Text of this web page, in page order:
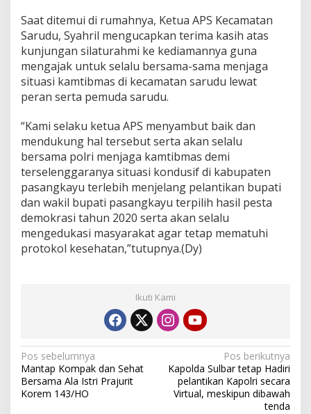
e
s
P
a
s
a
n
a
y
u
A
a
k
M
a
s
y
a
k
a
t
J
g
Saat ditemui di rumahnya, Ketua APS Kecamatan
Sarudu, Syahril mengucapkan terima kasih atas
kunjungan silaturahmi ke kediamannya guna
mengajak untuk selalu bersama-sama menjaga
situasi kamtibmas di kecamatan sarudu lewat
peran serta pemuda sarudu.
“Kami selaku ketua APS menyambut baik dan
mendukung hal tersebut serta akan selalu
bersama polri menjaga kamtibmas demi
terselenggaranya situasi kondusif di kabupaten
pasangkayu terlebih menjelang pelantikan bupati
dan wakil bupati pasangkayu terpilih hasil pesta
demokrasi tahun 2020 serta akan selalu
mengedukasi masyarakat agar tetap mematuhi
protokol kesehatan,”tutupnya.(Dy)
Ikuti Kami
N
a
v
Pos sebelumnya
Mantap Kompak dan Sehat
Bersama Ala Istri Prajurit
Korem 143/HO
Pos berikutnya
Kapolda Sulbar tetap Hadiri
pelantikan Kapolri secara
Virtual, meskipun dibawah
tenda